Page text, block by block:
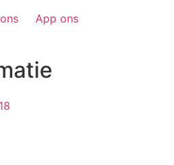
App ons